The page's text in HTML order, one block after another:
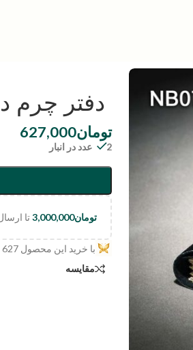
دفتر
تومان627,000
2 عدد در انبار
تومان3,000,000تا
با خرید این محصول 627
مقایسه